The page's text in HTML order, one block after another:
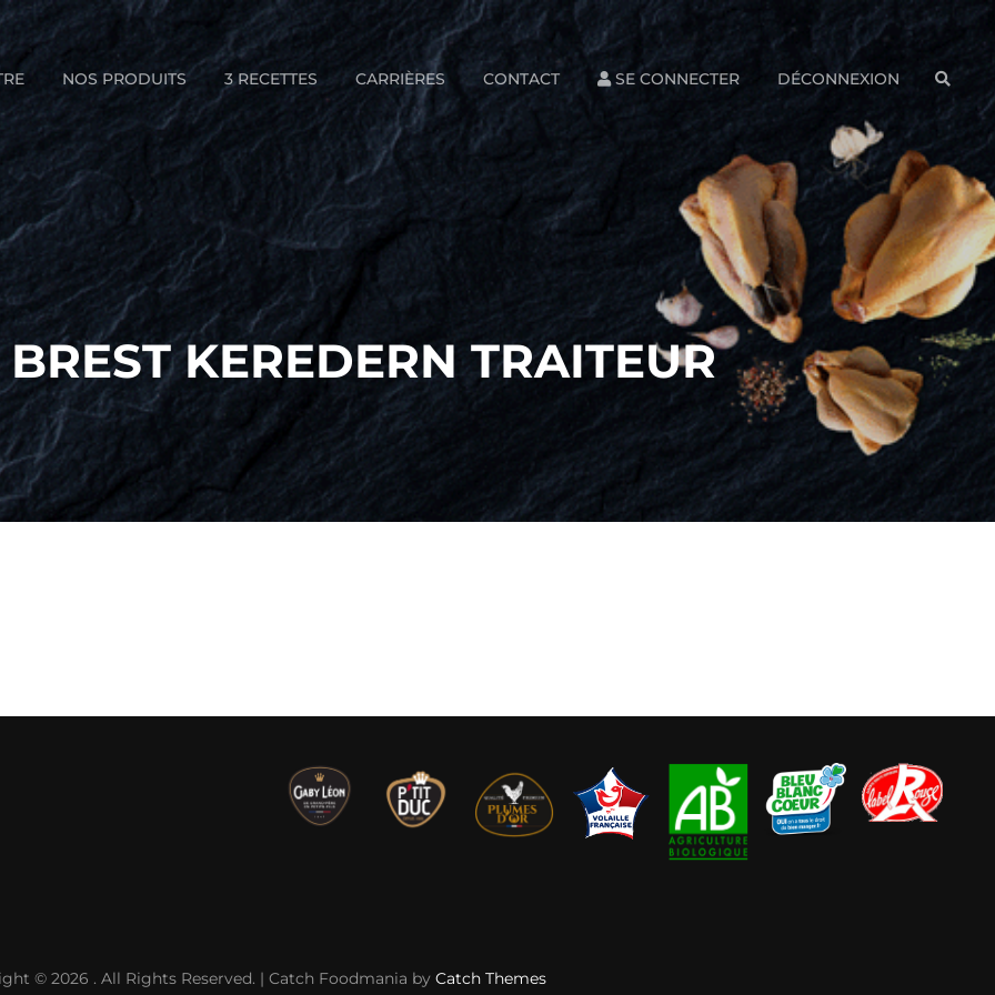
NOS PRODUITS 3 RECETTES CARRIÈRES CONTACT SE CONNECTER DÉCONNEXION
KEREDERN TRAITEUR
© 2026 . All Rights Reserved. | Catch Foodmania by Catch Themes